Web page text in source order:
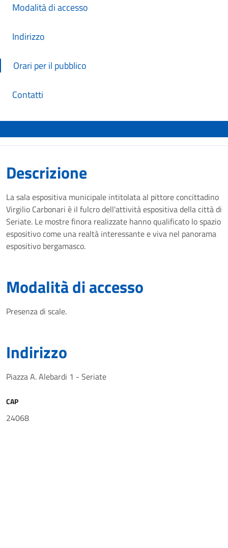
Modalità di accesso
Indirizzo
Orari per il pubblico
Contatti
Descrizione
La sala espositiva municipale intitolata al pittore concittadino
Virgilio Carbonari è il fulcro dell'attività espositiva della città di
Seriate. Le mostre finora realizzate hanno qualificato lo spazio
espositivo come una realtà interessante e viva nel panorama
espositivo bergamasco.
Modalità di accesso
Presenza di scale.
Indirizzo
Piazza A. Alebardi 1 - Seriate
CAP
24068